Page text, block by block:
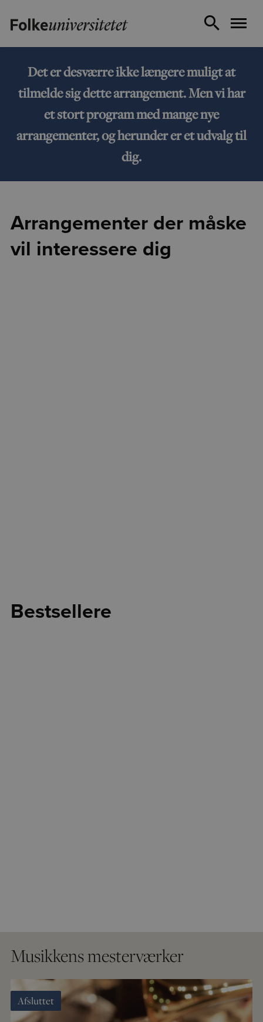
Det er desværre ikke længere muligt at
tilmelde sig dette arrangement. Men vi har
et stort program med mange nye
arrangementer, og herunder er et udvalg til
dig.
Arrangementer der måske
vil interessere dig
Bestsellere
Musikkens mesterværker
Afsluttet